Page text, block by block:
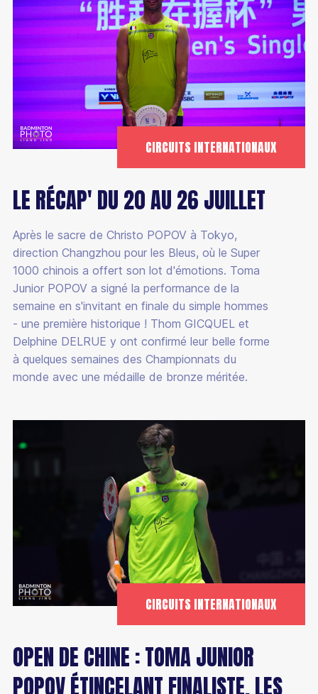
CIRCUITS INTERNATIONAUX
LE RÉCAP' DU 20 AU 26 JUILLET
Après le sacre de Christo POPOV à Tokyo,
direction Changzhou pour les Bleus, où le Super
1000 chinois a offert son lot d'émotions. Toma
Junior POPOV a signé la performance de la
semaine en s'invitant en finale du simple hommes
- une première historique ! Thom GICQUEL et
Delphine DELRUE y ont confirmé leur belle forme
à quelques semaines des Championnats du
monde avec une médaille de bronze méritée.
CIRCUITS INTERNATIONAUX
OPEN DE CHINE : TOMA JUNIOR
POPOV ÉTINCELANT FINALISTE, LES